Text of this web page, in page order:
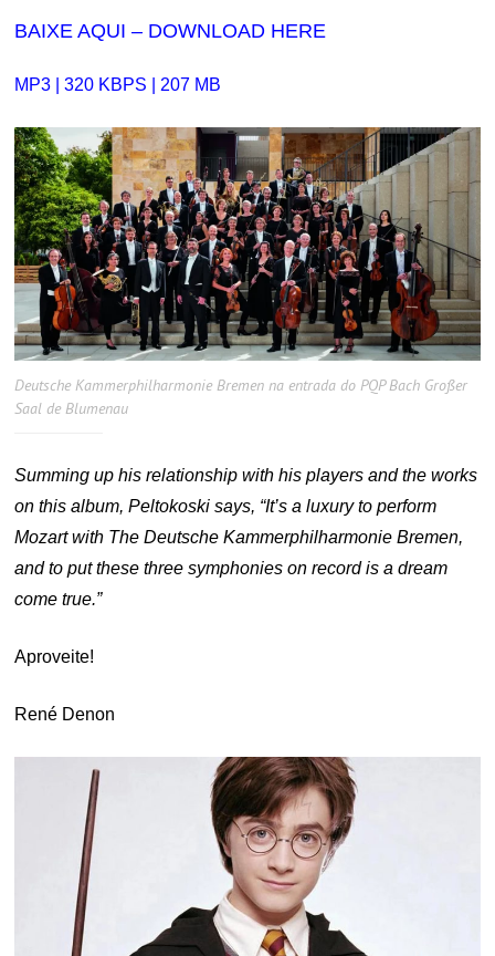
BAIXE AQUI – DOWNLOAD HERE
MP3 | 320 KBPS | 207 MB
Deutsche Kammerphilharmonie Bremen na entrada do PQP Bach Großer
Saal de Blumenau
Summing up his relationship with his players and the works
on this album, Peltokoski says, “It’s a luxury to perform
Mozart with The Deutsche Kammerphilharmonie Bremen,
and to put these three symphonies on record is a dream
come true.”
Aproveite!
René Denon